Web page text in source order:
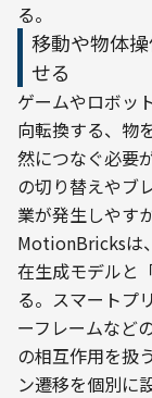
る。
移動や物体
せる
ゲームやロボッ
向転換する、物
然につなぐ必要
の切り替えやブ
業が発生しやす
MotionBricksは
在生成モデルと
る。スマートプ
ーフレームなど
の相互作用を扱
ン遷移を個別に